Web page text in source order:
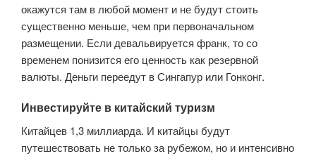
окажутся там в любой момент и не будут стоить
существенно меньше, чем при первоначальном
размещении. Если девальвируется франк, то со
временем понизится его ценность как резервной
валюты. Деньги переедут в Сингапур или Гонконг.
Инвестируйте в китайский туризм
Китайцев 1,3 миллиарда. И китайцы будут
путешествовать не только за рубежом, но и интенсивно